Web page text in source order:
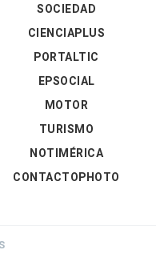
SOCIEDAD
CIENCIAPLUS
PORTALTIC
EPSOCIAL
MOTOR
TURISMO
NOTIMÉRICA
CONTACTOPHOTO